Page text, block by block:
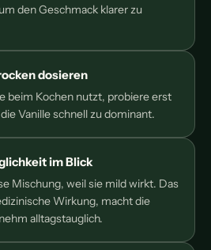
den Geschmack klarer zu
dosieren
beim Kochen nutzt, probiere erst
Vanille schnell zu dominant.
im Blick
Mischung, weil sie mild wirkt. Das
Wirkung, macht die
alltagstauglich.